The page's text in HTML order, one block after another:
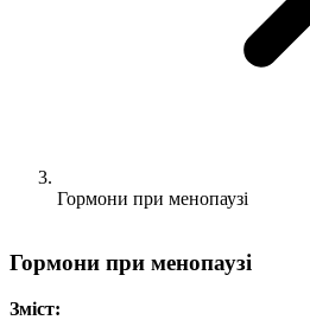
Гормони при менопаузі
Гормони при менопаузі
Зміст: